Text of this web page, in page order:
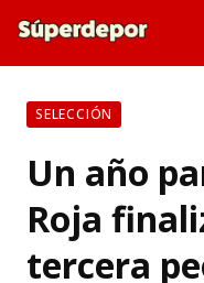
SELECCIÓN
Un año
Roja
tercera